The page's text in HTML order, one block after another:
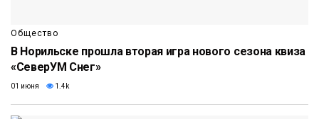
Общество
В Норильске прошла вторая игра нового сезона квиза
«СеверУМ Снег»
01 июня 1.4k